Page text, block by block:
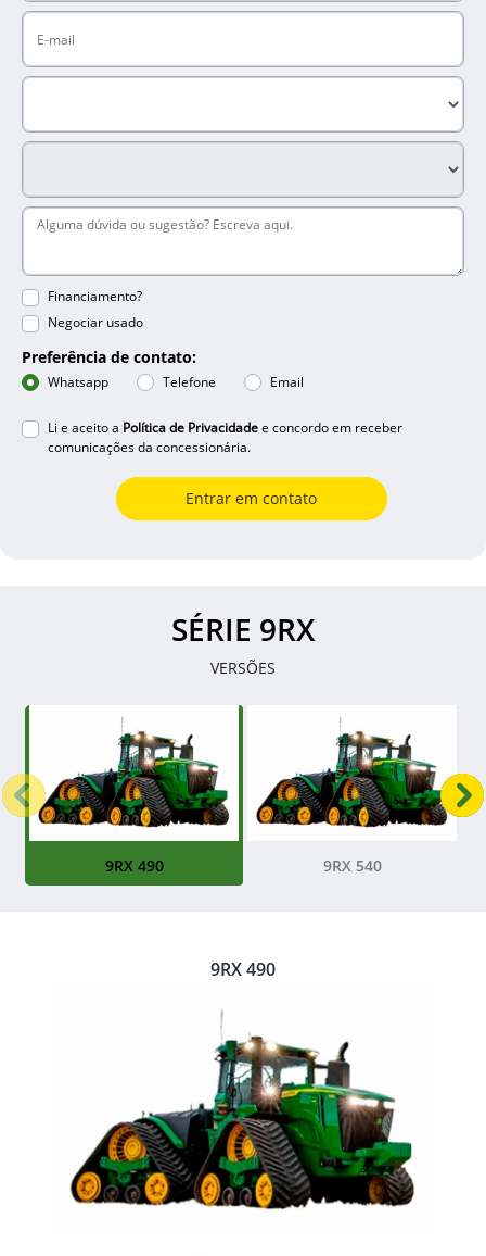
Financiamento?
Negociar usado
Preferência de contato:
Whatsapp Telefone Email
Li e aceito a Política de Privacidadee concordo em receber
comunicações da concessionária.
Entrar em contato
SÉRIE 9RX
VERSÕES
9RX 490 9RX 540
Anterior
9RX 490